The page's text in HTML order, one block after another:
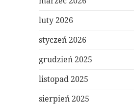
luty 2026
styczeń 2026
grudzień 2025
listopad 2025
sierpień 2025